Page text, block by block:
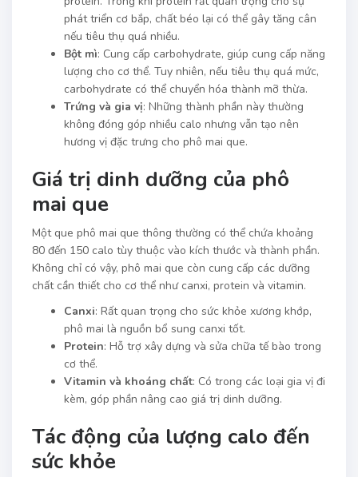
phát triển cơ bắp, chất béo lại có thể gây tăng cân
nếu tiêu thụ quá nhiều.
Bột mì: Cung cấp carbohydrate, giúp cung cấp năng
lượng cho cơ thể. Tuy nhiên, nếu tiêu thụ quá mức,
carbohydrate có thể chuyển hóa thành mỡ thừa.
Trứng và gia vị: Những thành phần này thường
không đóng góp nhiều calo nhưng vẫn tạo nên
hương vị đặc trưng cho phô mai que.
Giá trị dinh dưỡng của phô
mai que
Một que phô mai que thông thường có thể chứa khoảng
80 đến 150 calo tùy thuộc vào kích thước và thành phần.
Không chỉ có vậy, phô mai que còn cung cấp các dưỡng
chất cần thiết cho cơ thể như canxi, protein và vitamin.
Canxi: Rất quan trọng cho sức khỏe xương khớp,
phô mai là nguồn bổ sung canxi tốt.
Protein: Hỗ trợ xây dựng và sửa chữa tế bào trong
cơ thể.
Vitamin và khoáng chất: Có trong các loại gia vị đi
kèm, góp phần nâng cao giá trị dinh dưỡng.
Tác động của lượng calo đến
sức khỏe